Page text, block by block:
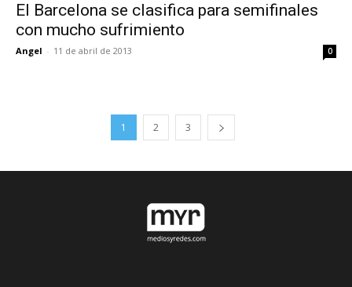
El Barcelona se clasifica para semifinales
con mucho sufrimiento
Angel - 11 de abril de 2013 0
1 2 3